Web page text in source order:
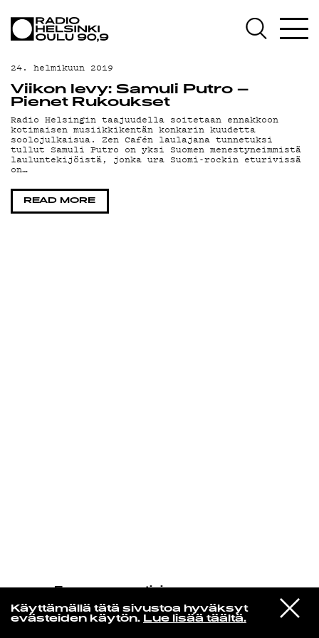
Käyttämällä tätä sivustoa hyväksyt
evästeiden käytön. Lue lisää täältä.
VIESTI
STUDIOON
Espresso martini
La Vita Nuova (feat. Caroline
Polachek)
AJANKOHTAISTA
OHJELMAT
TEKIJÄT
ON-DEMAND
PODCAST
MAINOSTA
YHTEYSTIEDOT
24. helmikuun 2019
Viikon levy: Samuli Putro –
Pienet Rukoukset
Radio Helsingin taajuudella soitetaan ennakkoon
kotimaisen musiikkikentän konkarin kuudetta
soolojulkaisua. Zen Cafén laulajana tunnetuksi
tullut Samuli Putro on yksi Suomen menestyneimmistä
lauluntekijöistä, jonka ura Suomi-rockin eturivissä
on…
READ MORE